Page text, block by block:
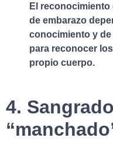
El
de embarazo
conocimiento y
para reconocer
propio cuerpo.
4.